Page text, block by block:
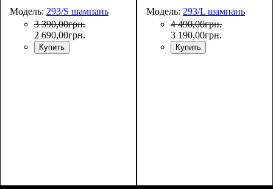
Модель: 293/S шампань
3 390,00грн.
2 690,00грн.
Купить
Модель: 293/L шампань
4 490,00грн.
3 190,00грн.
Купить